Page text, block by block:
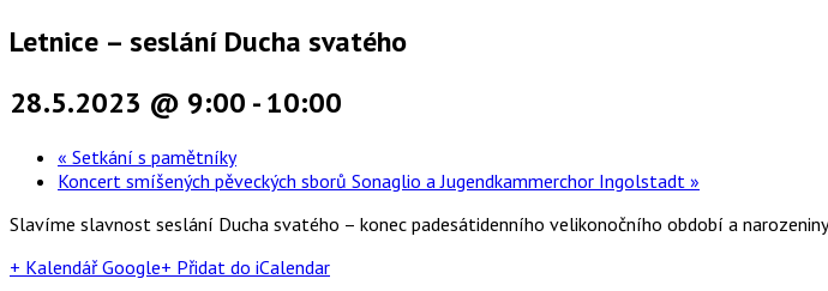
Letnice – seslání Ducha svatého
28.5.2023 @ 9:00 -10:00
« Setkání s pamětníky
Koncert smíšených pěveckých sborů Sonaglio a Jugendkammerchor Ingolstadt »
Slavíme slavnost seslání Ducha svatého – konec padesátidenního velikonočního období a
+ Kalendář Google+ Přidat do iCalendar